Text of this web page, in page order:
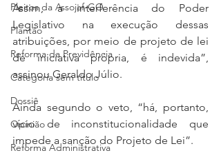
Pleitos da Assojaf-GO
Plantão
Reforma da Previdência
Categoria sem título
Dossiê
Opinião
Reforma Administrativa
Assim, a interferência do Poder
Legislativo na execução dessas
atribuições, por meio de projeto de lei
de iniciativa própria, é indevida”,
assinou Geraldo Júlio.
Ainda segundo o veto, “há, portanto,
vício de inconstitucionalidade que
impede a sanção do Projeto de Lei”.